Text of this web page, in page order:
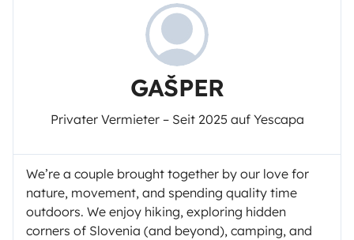
GAŠPER
Privater Vermieter – Seit 2025 auf Yescapa
We’re a couple brought together by our love for
nature, movement, and spending quality time
outdoors. We enjoy hiking, exploring hidden
corners of Slovenia (and beyond), camping, and